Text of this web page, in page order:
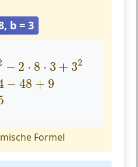
b = 3
− 2 ⋅ 8 ⋅ 3 + 32
− 48 + 9
3 32 =64 −48
Formel